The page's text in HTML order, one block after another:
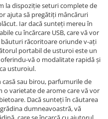
la dispoziție seturi complete de
ajuta să pregătiți mâncăruri
Iar dacă sunteți mereu în
cu încărcare USB, care vă vor
răcoritoare oriunde v-ați
portabil de usturoi este un
vă o modalitate rapidă și
usturoiul.
sau birou, parfumurile de
o varietate de arome care vă vor
Dacă sunteți în căutarea
dumneavoastră, vă